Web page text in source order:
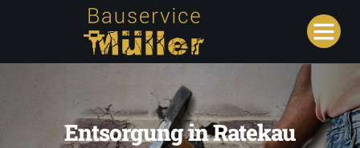
Entsorgung in Ratekau